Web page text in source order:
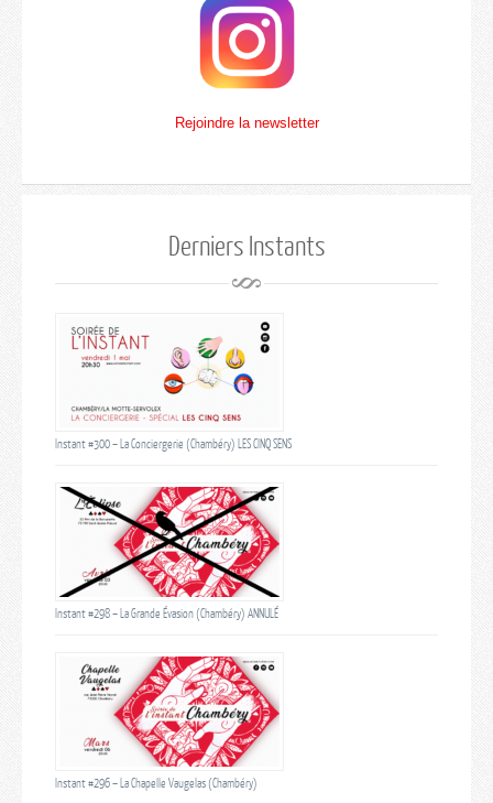
Rejoindre la newsletter
Derniers Instants
Instant #300 – La Conciergerie (Chambéry) LES CINQ SENS
Instant #298 – La Grande Évasion (Chambéry) ANNULÉ
Instant #296 – La Chapelle Vaugelas (Chambéry)